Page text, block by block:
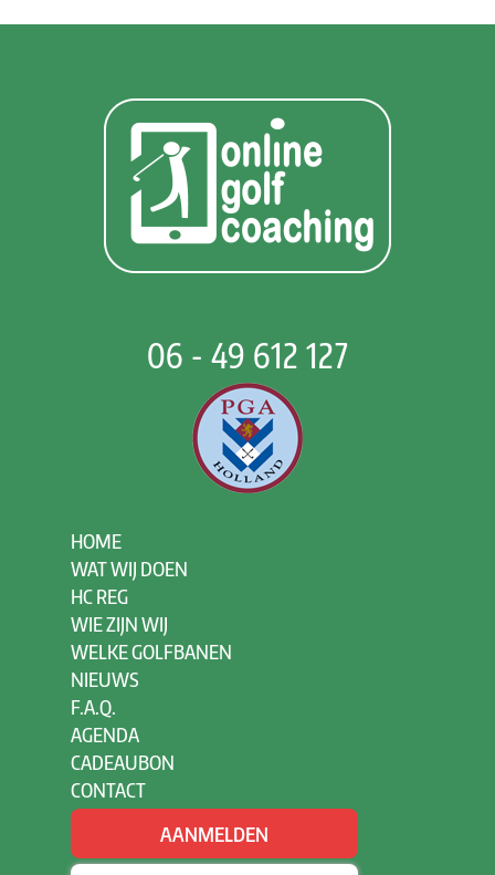
06 - 49 612 127
HOME
WAT WIJ DOEN
HC REG
WIE ZIJN WIJ
WELKE GOLFBANEN
NIEUWS
F.A.Q.
AGENDA
CADEAUBON
CONTACT
AANMELDEN